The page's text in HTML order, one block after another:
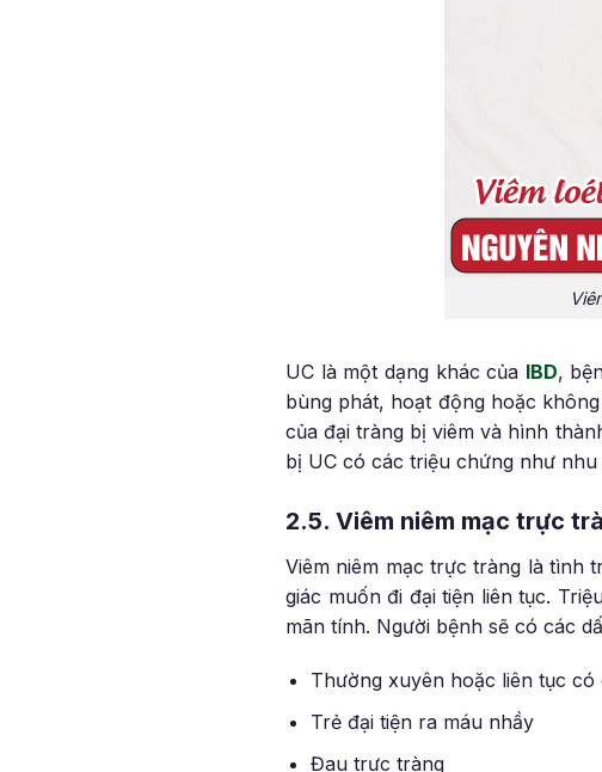
UC là một dạng khác của IBD,
bùng phát, hoạt động hoặc
của đại tràng bị viêm và hình
bị UC có các triệu chứng như
2.5. Viêm niêm mạc trực
Viêm niêm mạc trực tràng là tình
giác muốn đi đại tiện liên tục.
mãn tính. Người bệnh sẽ có các
Thường xuyên hoặc liên tục có
Trẻ đại tiện ra máu nhầy
Đau trực tràng